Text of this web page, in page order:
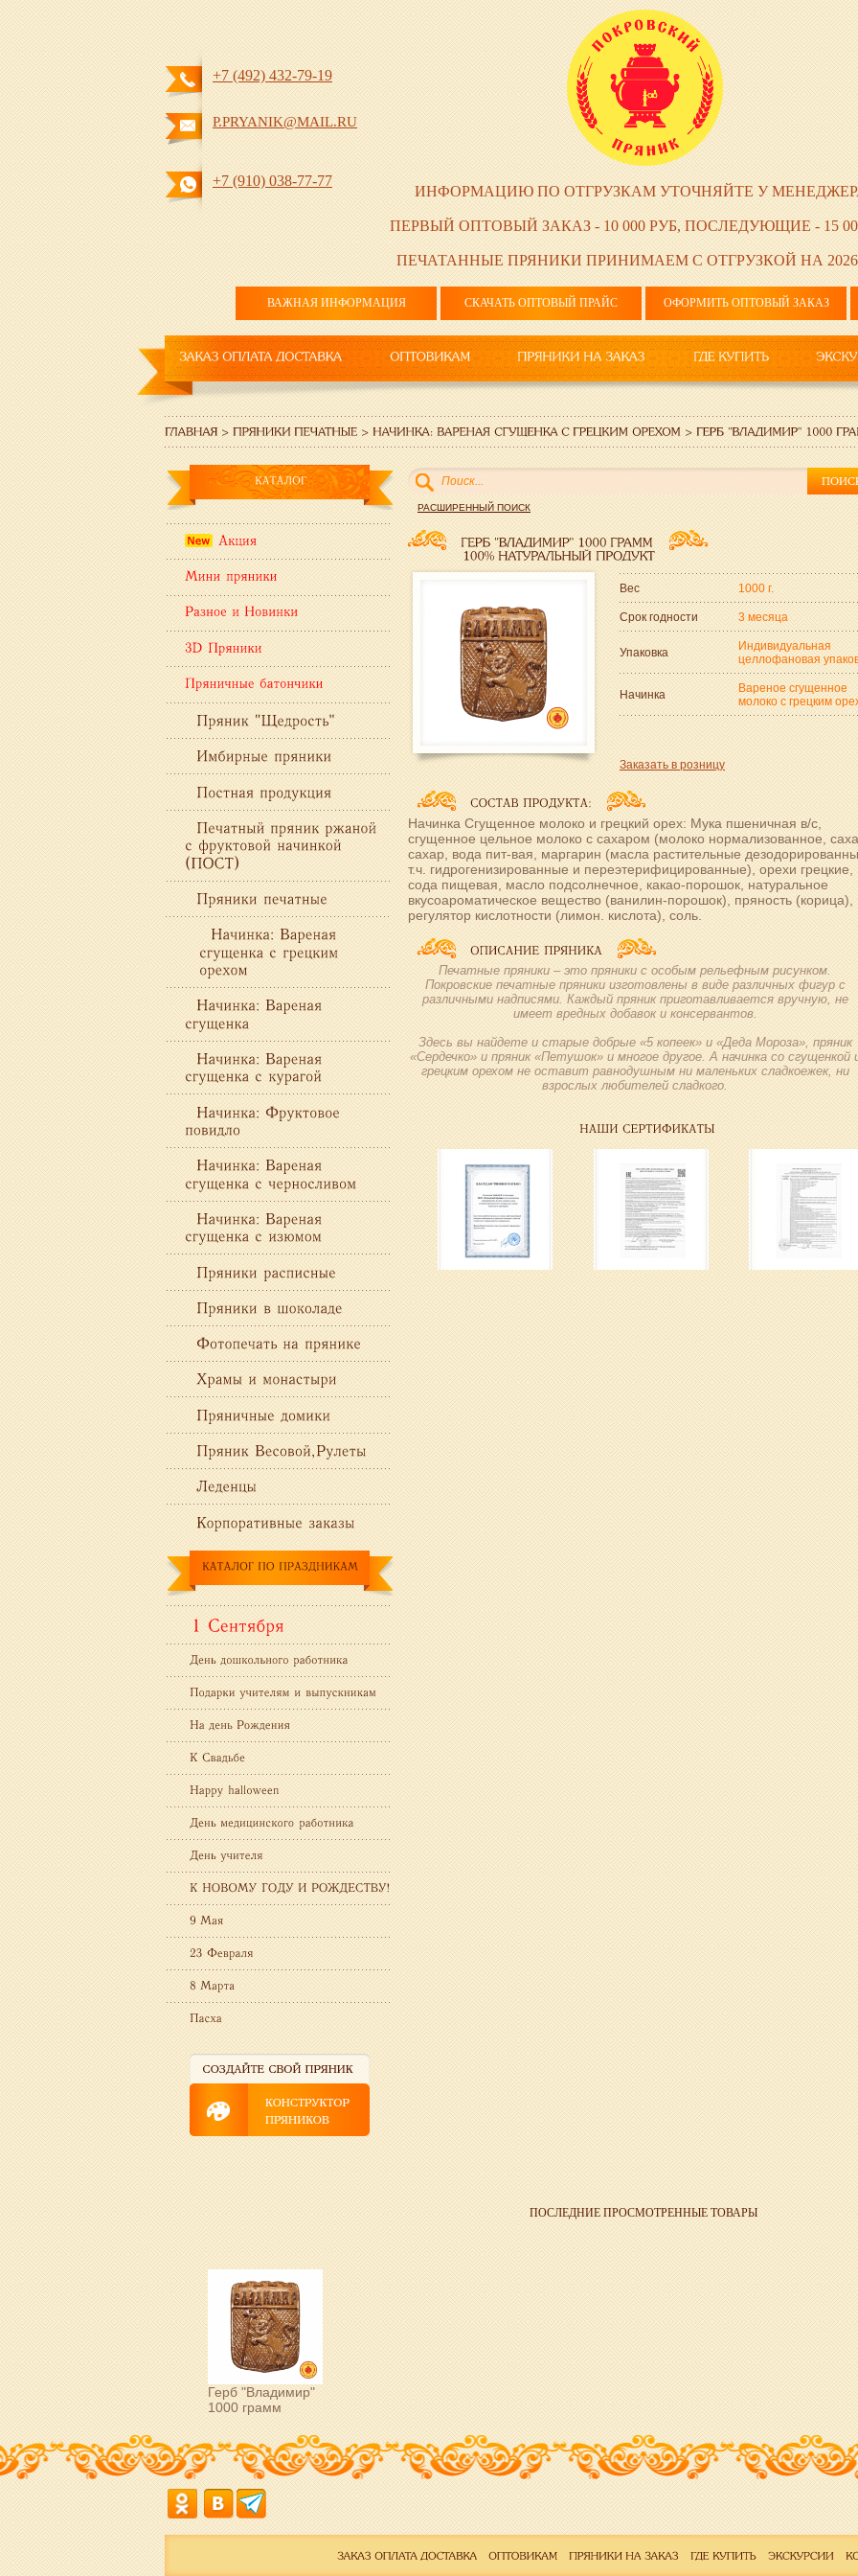
+7 (492) 432-79-19
P.PRYANIK@MAIL.RU
+7 (910) 038-77-77
ИНФОРМАЦИЮ ПО ОТГРУЗКАМ УТОЧНЯЙТЕ У
ПЕРВЫЙ ОПТОВЫЙ ЗАКАЗ - 10 000 РУБ, ПОСЛЕДУЮЩИЕ - 15
ПЕЧАТАННЫЕ ПРЯНИКИ ПРИНИМАЕМ С ОТГРУЗКОЙ НА
ВАЖНАЯ ИНФОРМАЦИЯ СКАЧАТЬ ОПТОВЫЙ ПРАЙС ОФОРМИТЬ ОПТОВЫЙ ЗАКАЗ
РАСШИРЕННЫЙ ПОИСК
Вес 1000 г.
Срок годности 3 месяца
Упаковка
Индивидуальная
целлофановая
Начинка
Вареное сгущенное
молоко с грецким
Заказать в розницу
Начинка Сгущенное молоко и грецкий орех: Мука пшеничная в/с,
сгущенное цельное молоко с сахаром (молоко нормализованное,
сахар, вода пит-вая, маргарин (масла растительные
т.ч. гидрогенизированные и переэтерифицированные), орехи грецкие,
сода пищевая, масло подсолнечное, какао-порошок, натуральное
вкусоароматическое вещество (ванилин-порошок), пряность (корица),
регулятор кислотности (лимон. кислота), соль.
Печатные пряники – это пряники с особым рельефным рисунком.
Покровские печатные пряники изготовлены в виде различных фигур с
различными надписями. Каждый пряник приготавливается вручную, не
имеет вредных добавок и консервантов.
Здесь вы найдете и старые добрые «5 копеек» и «Деда Мороза», пряник
«Сердечко» и пряник «Петушок» и многое другое. А начинка со сгущенкой
грецким орехом не оставит равнодушным ни маленьких сладкоежек, ни
взрослых любителей сладкого.
ПОСЛЕДНИЕ ПРОСМОТРЕННЫЕ ТОВАРЫ
Герб "Владимир"
1000 грамм